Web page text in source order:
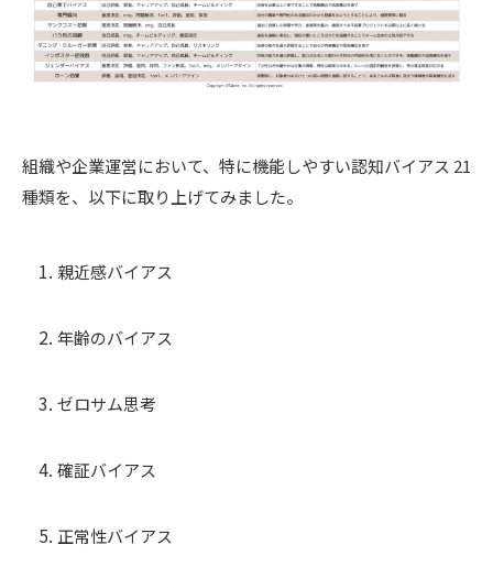
組織や企業運営において、特に機能しやすい認知バイアス 21
種類を、以下に取り上げてみました。
親近感バイアス
年齢のバイアス
ゼロサム思考
確証バイアス
正常性バイアス